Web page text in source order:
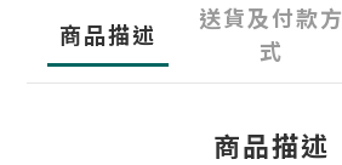
商品描述
送貨及付款方
式
商品描述